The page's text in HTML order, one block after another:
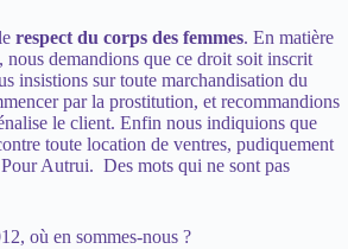
respect du corps des femmes. En matière
demandions que ce droit soit inscrit
insistions sur toute marchandisation du
par la prostitution, et recommandions
le client. Enfin nous indiquions que
toute location de ventres, pudiquement
Autrui. Des mots qui ne sont pas
où en sommes-nous ?